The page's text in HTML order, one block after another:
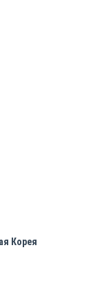
Корея